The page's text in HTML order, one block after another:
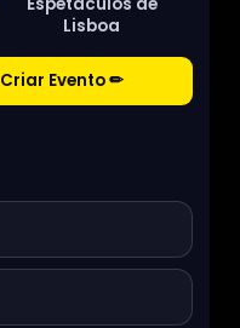
Espetáculos de
Lisboa
Criar Evento ✏